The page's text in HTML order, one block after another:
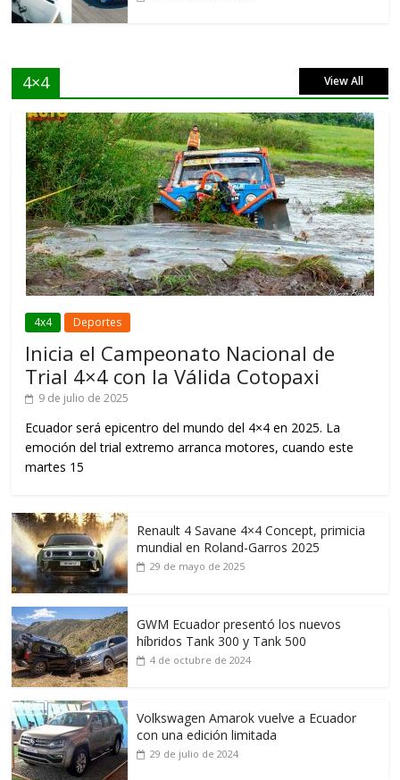
4×4 View All
4x4 Deportes
Inicia el Campeonato Nacional de
Trial 4×4 con la Válida Cotopaxi
9 de julio de 2025
Ecuador será epicentro del mundo del 4×4 en 2025. La
emoción del trial extremo arranca motores, cuando este
martes 15
Renault 4 Savane 4×4 Concept, primicia
mundial en Roland-Garros 2025
29 de mayo de 2025
GWM Ecuador presentó los nuevos
híbridos Tank 300 y Tank 500
4 de octubre de 2024
Volkswagen Amarok vuelve a Ecuador
con una edición limitada
29 de julio de 2024